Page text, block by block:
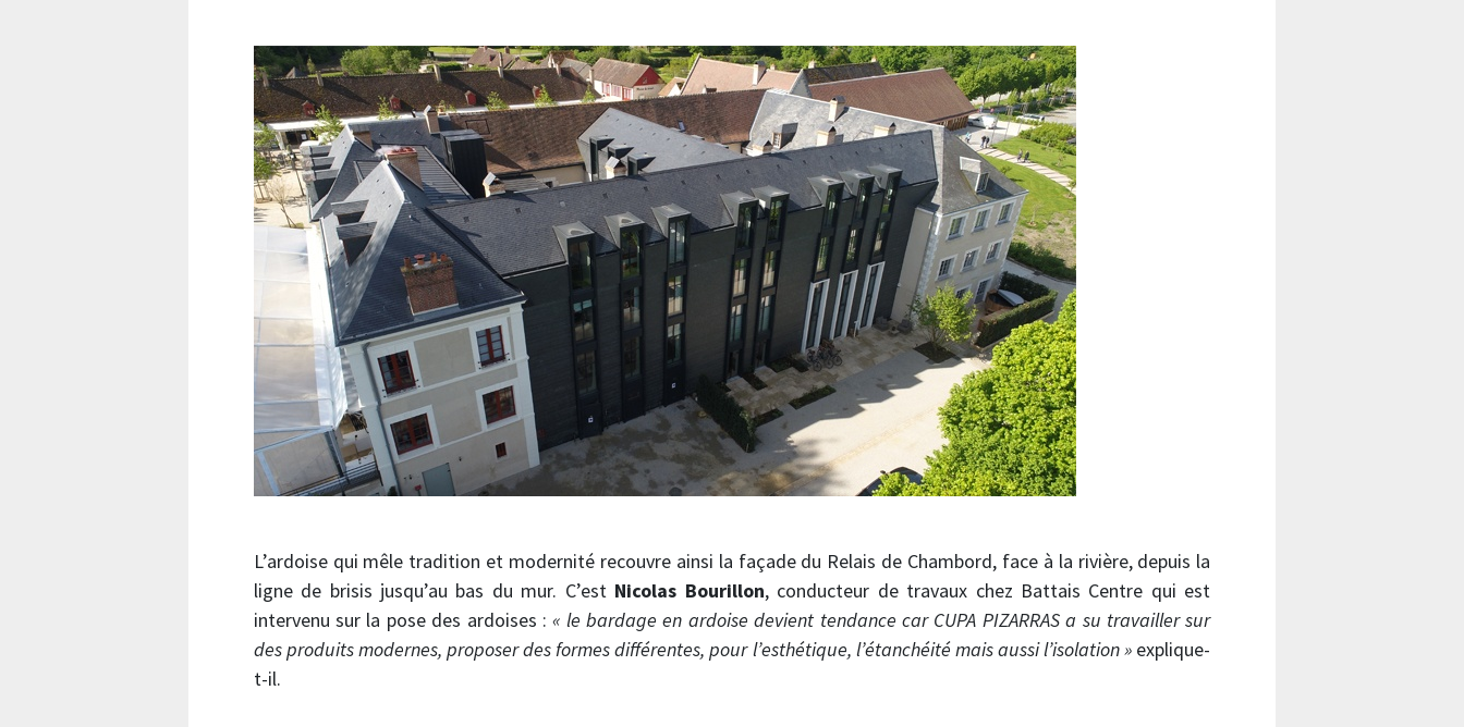
L’ardoise qui mêle tradition et modernité recouvre ainsi la façade du Relais de Chambord, face à la rivière, depuis la
ligne de brisis jusqu’au bas du mur. C’est Nicolas Bourillon, conducteur de travaux chez Battais Centre qui est
intervenu sur la pose des ardoises :« le bardage en ardoise devient tendance car CUPA PIZARRAS a su travailler sur
des produits modernes, proposer des formes différentes, pour l’esthétique, l’étanchéité mais aussi l’isolation » explique-
t-il.